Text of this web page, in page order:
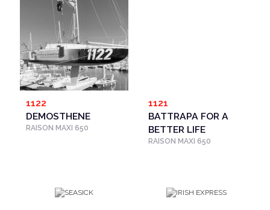
1122
DEMOSTHENE
RAISON MAXI 650
1121
BATTRAPA FOR A
BETTER LIFE
RAISON MAXI 650